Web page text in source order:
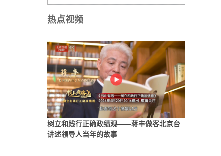
热点视频
树立和践行正确政绩观——蒋丰做客北京台
讲述领导人当年的故事